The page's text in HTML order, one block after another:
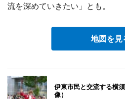
流を深めていきたい」とも。
地図を見
伊東市民と交流する横
像）